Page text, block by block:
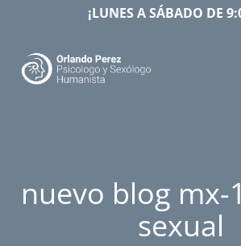
content
¡LUNES A SÁBADO DE
nuevo blog mx-
sexual